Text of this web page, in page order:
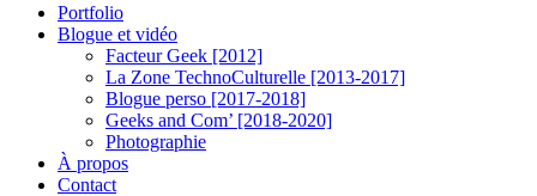
Menu
Portfolio
Blogue et vidéo
Facteur Geek [2012]
La Zone TechnoCulturelle [2013-2017]
Blogue perso [2017-2018]
Geeks and Com’ [2018-2020]
Photographie
À propos
Contact